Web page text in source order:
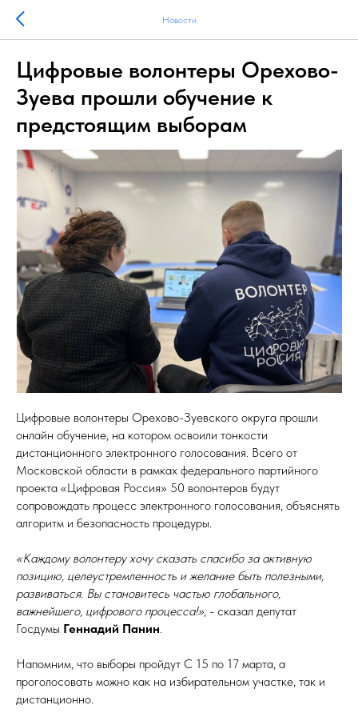
Новости
Цифровые волонтеры Орехово-
Зуева прошли обучение к
предстоящим выборам
Цифровые волонтеры Орехово-Зуевского округа прошли
онлайн обучение, на котором освоили тонкости
дистанционного электронного голосования. Всего от
Московской области в рамках федерального партийного
проекта «Цифровая Россия» 50 волонтеров будут
сопровождать процесс электронного голосования, объяснять
алгоритм и безопасность процедуры.
«Каждому волонтеру хочу сказать спасибо за активную
позицию, целеустремленность и желание быть полезными,
развиваться. Вы становитесь частью глобального,
важнейшего, цифрового процесса!», - сказал депутат
Госдумы Геннадий Панин.
Напомним, что выборы пройдут С 15 по 17 марта, а
проголосовать можно как на избирательном участке, так и
дистанционно.